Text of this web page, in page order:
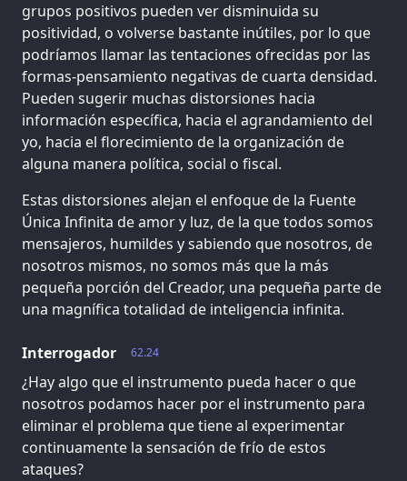
grupos positivos pueden ver disminuida su
positividad, o volverse bastante inútiles, por lo que
podríamos llamar las tentaciones ofrecidas por las
formas-pensamiento negativas de cuarta densidad.
Pueden sugerir muchas distorsiones hacia
información específica, hacia el agrandamiento del
yo, hacia el florecimiento de la organización de
alguna manera política, social o fiscal.
Estas distorsiones alejan el enfoque de la Fuente
Única Infinita de amor y luz, de la que todos somos
mensajeros, humildes y sabiendo que nosotros, de
nosotros mismos, no somos más que la más
pequeña porción del Creador, una pequeña parte de
una magnífica totalidad de inteligencia infinita.
62.24
Interrogador
¿Hay algo que el instrumento pueda hacer o que
nosotros podamos hacer por el instrumento para
eliminar el problema que tiene al experimentar
continuamente la sensación de frío de estos
ataques?